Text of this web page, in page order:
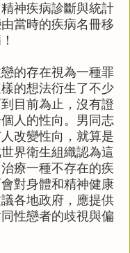
神疾病診斷與統計
當時的疾病名冊移
的存在視為一種罪
的想法衍生了不少
目前為止，沒有證
人的性向。男同志
改變性向，就算是
界衛生組織認為這
療一種不存在的疾
對身體和精神健康
各地政府，應提供
性戀者的歧視與偏